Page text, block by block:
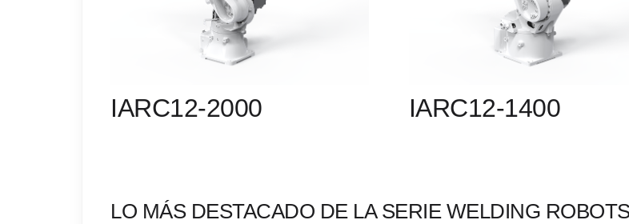
IARC12-2000 IARC12-1400
LO MÁS DESTACADO DE LA SERIE WELDING